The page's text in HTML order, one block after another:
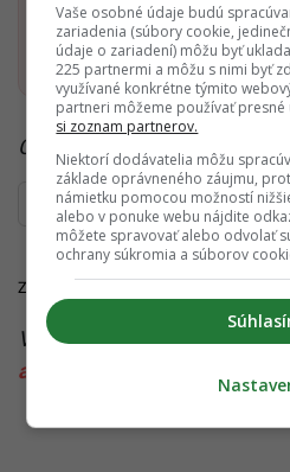
Pridať ako
Čítaj viac z kategórie:
Ďakujeme, že čítaš
alebo si našiel
Zdroje:
Viac k téme:biedronka na
aplikácia
Vaše osobné údaje budú
zariadenia (súbory cookie,
údaje o zariadení) môžu byť
225 partnermi a môžu s nimi byť
využívané konkrétne týmito
partneri môžeme používať presné
si zoznam partnerov.
Niektorí dodávatelia môžu
základe oprávneného záujmu,
námietku pomocou možností
alebo v ponuke webu nájdite
môžete spravovať alebo odvolať
ochrany súkromia a súborov